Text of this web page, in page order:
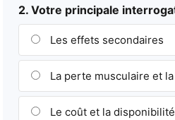
2. Votre principale
Les effets secondaires
La perte musculaire et
Le coût et la disponibilité